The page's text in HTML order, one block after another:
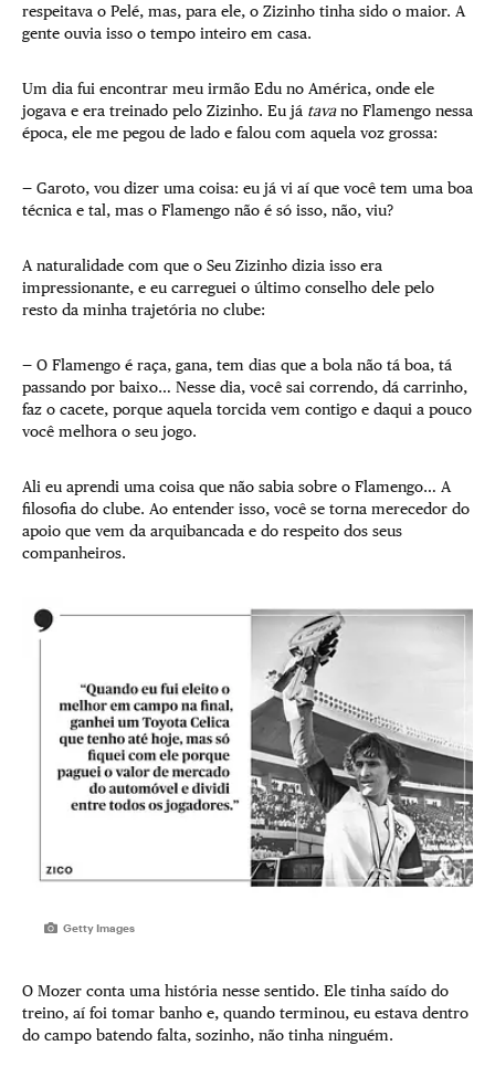
respeitava o Pelé, mas, para ele, o Zizinho tinha sido o maior. A
gente ouvia isso o tempo inteiro em casa.
Um dia fui encontrar meu irmão Edu no América, onde ele
jogava e era treinado pelo Zizinho. Eu já tavano Flamengo nessa
época, ele me pegou de lado e falou com aquela voz grossa:
— Garoto, vou dizer uma coisa: eu já vi aí que você tem uma boa
técnica e tal, mas o Flamengo não é só isso, não, viu?
A naturalidade com que o Seu Zizinho dizia isso era
impressionante, e eu carreguei o último conselho dele pelo
resto da minha trajetória no clube:
— O Flamengo é raça, gana, tem dias que a bola não tá boa, tá
passando por baixo… Nesse dia, você sai correndo, dá carrinho,
faz o cacete, porque aquela torcida vem contigo e daqui a pouco
você melhora o seu jogo.
Ali eu aprendi uma coisa que não sabia sobre o Flamengo… A
filosofia do clube. Ao entender isso, você se torna merecedor do
apoio que vem da arquibancada e do respeito dos seus
companheiros.
Getty Images
O Mozer conta uma história nesse sentido. Ele tinha saído do
treino, aí foi tomar banho e, quando terminou, eu estava dentro
do campo batendo falta, sozinho, não tinha ninguém.